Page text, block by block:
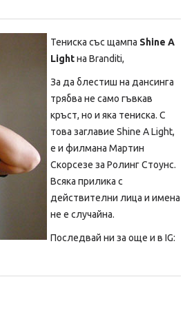
Тениска със щампа Shine A
Lightна Branditi,
За да блестиш на дансинга
трябва не само гъвкав
кръст, но и яка тениска. С
това заглавие Shine A Light,
e и филмана Мартин
Скорсезе за Ролинг Стоунс.
Всяка прилика с
действителни лица и имена
не е случайна.
Последвай ни за още и в IG: